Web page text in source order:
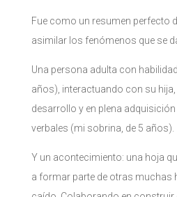
Fue como un resumen perfecto
asimilar los fenómenos que se
Una persona adulta con
años), interactuando con su
desarrollo y en plena
verbales (mi sobrina, de 5 años).
Y un acontecimiento: una hoja
a formar parte de otras muchas